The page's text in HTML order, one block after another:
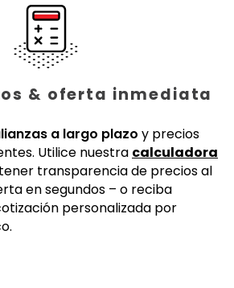
& oferta inmediata
a largo plazo y precios
Utilice nuestra calculadora
transparencia de precios al
en segundos – o reciba
personalizada por